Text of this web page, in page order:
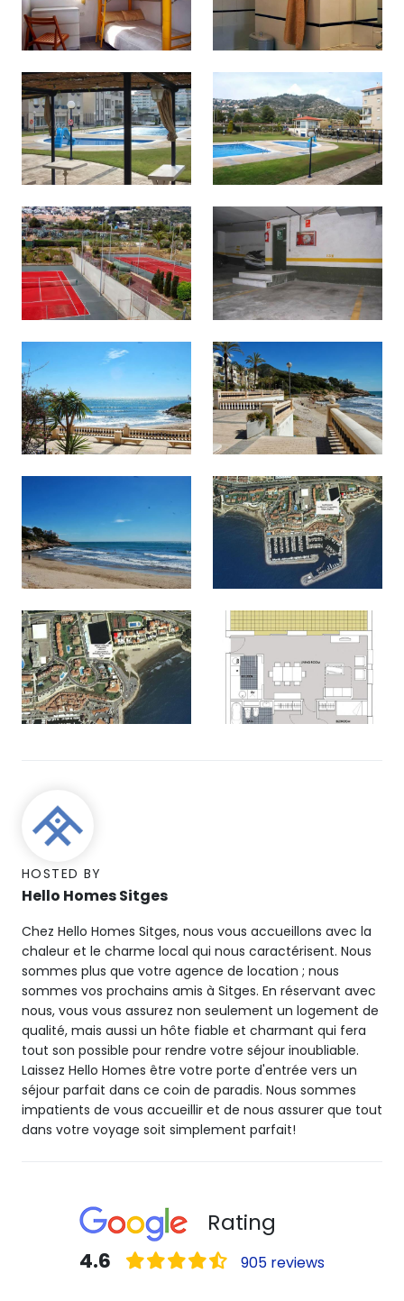
HOSTED BY
Hello Homes Sitges
Chez Hello Homes Sitges, nous vous accueillons avec la
chaleur et le charme local qui nous caractérisent. Nous
sommes plus que votre agence de location ; nous
sommes vos prochains amis à Sitges. En réservant avec
nous, vous vous assurez non seulement un logement de
qualité, mais aussi un hôte fiable et charmant qui fera
tout son possible pour rendre votre séjour inoubliable.
Laissez Hello Homes être votre porte d'entrée vers un
séjour parfait dans ce coin de paradis. Nous sommes
impatients de vous accueillir et de nous assurer que tout
dans votre voyage soit simplement parfait!
Rating
4.6 905 reviews